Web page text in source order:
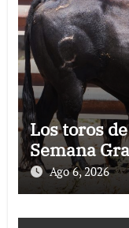
Los toros
Semana
Ago 6, 2026